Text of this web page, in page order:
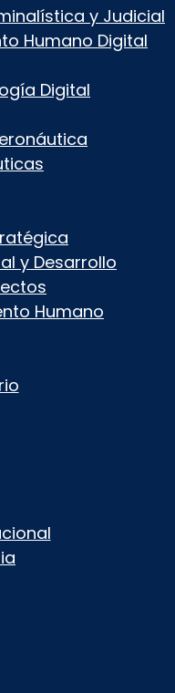
y Judicial
Humano Digital
Digital
y Desarrollo
Humano